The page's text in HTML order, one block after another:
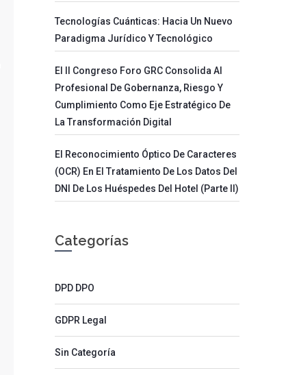
Tecnologías Cuánticas: Hacia Un Nuevo
Paradigma Jurídico Y Tecnológico
El II Congreso Foro GRC Consolida Al
Profesional De Gobernanza, Riesgo Y
Cumplimiento Como Eje Estratégico De
La Transformación Digital
El Reconocimiento Óptico De Caracteres
(OCR) En El Tratamiento De Los Datos Del
DNI De Los Huéspedes Del Hotel (parte II)
Categorías
DPD DPO
GDPR Legal
Sin Categoría